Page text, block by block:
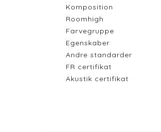
Komposition
Roomhigh
Farvegruppe
Egenskaber
Andre standarder
FR certifikat
Akustik certifikat